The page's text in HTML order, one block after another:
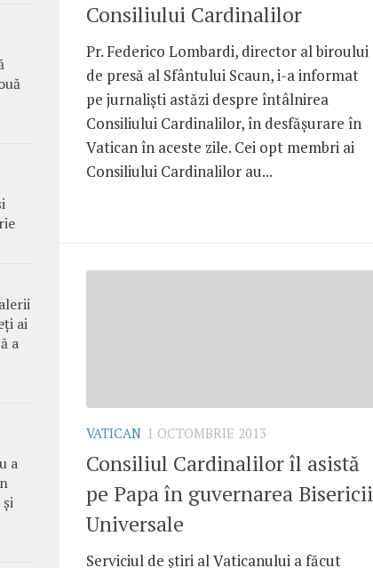
Consiliului Cardinalilor
Pr. Federico Lombardi, director al biroului
de presă al Sfântului Scaun, i-a informat
pe jurnalişti astăzi despre întâlnirea
Consiliului Cardinalilor, în desfăşurare în
Vatican în aceste zile. Cei opt membri ai
Consiliului Cardinalilor au...
VATICAN 1 OCTOMBRIE 2013
Consiliul Cardinalilor îl asistă
pe Papa în guvernarea Bisericii
Universale
Serviciul de ştiri al Vaticanului a făcut
ai
a
a
și